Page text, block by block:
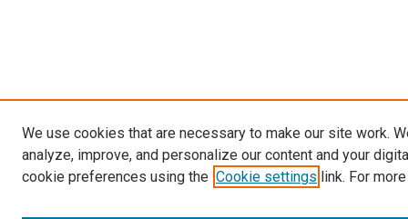
We use cookies that are necessary to make our site work.
analyze, improve, and personalize our content and your
cookie preferences using the Cookie settings link. For